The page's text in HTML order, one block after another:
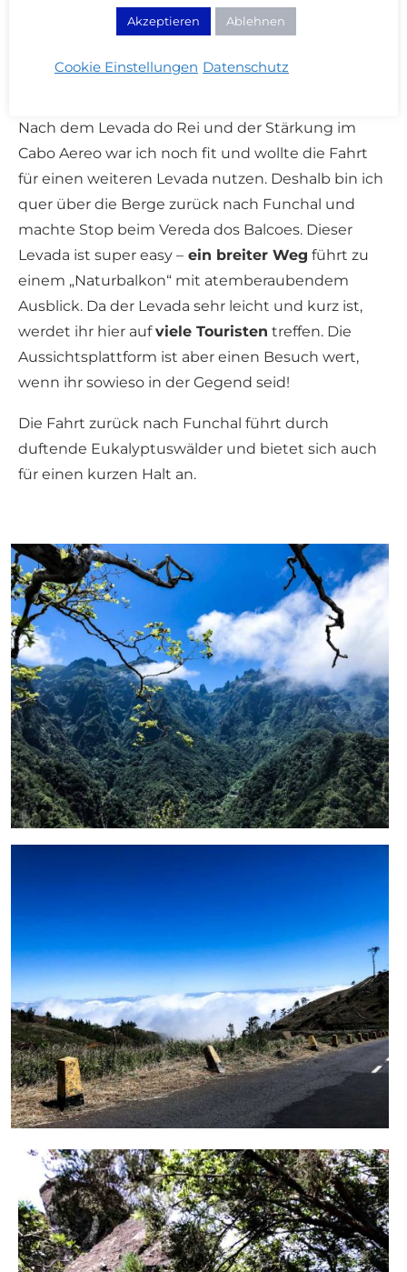
VEREDA DOS BALCOES
Dauer: 45 Minuten | Schwierigkeit: Sehr
Nach dem Levada do Rei und der Stärkung im
Cabo Aereo war ich noch fit und wollte die Fahrt
für einen weiteren Levada nutzen. Deshalb bin ich
quer über die Berge zurück nach Funchal und
machte Stop beim Vereda dos Balcoes. Dieser
Levada ist super easy – ein breiter Weg führt zu
einem „Naturbalkon“ mit atemberaubendem
Ausblick. Da der Levada sehr leicht und kurz ist,
werdet ihr hier aufviele Touristen treffen. Die
Aussichtsplattform ist aber einen Besuch wert,
wenn ihr sowieso in der Gegend seid!
Die Fahrt zurück nach Funchal führt durch
duftende Eukalyptuswälder und bietet sich auch
für einen kurzen Halt an.
Akzeptieren Ablehnen
Cookie Einstellungen Datenschutz